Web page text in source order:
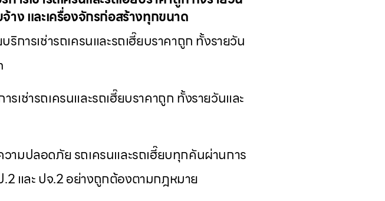
จ้าง และเครื่องจักรก่อสร้างทุกขนาด
การเช่ารถเครนและรถเฮี๊ยบราคาถูก ทั้งรายวัน
เช่ารถเครนและรถเฮี๊ยบราคาถูก ทั้งรายวันและ
ามปลอดภัย รถเครนและรถเฮี๊ยบทุกคันผ่านการ
และ ปจ.2 อย่างถูกต้องตามกฎหมาย